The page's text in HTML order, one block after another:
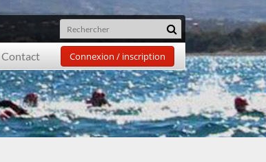
Contact Connexion / inscription